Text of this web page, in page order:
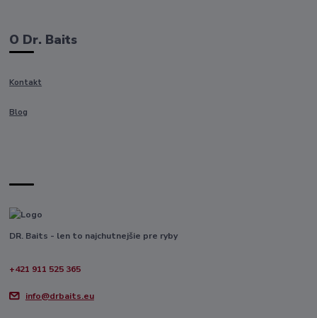
O Dr. Baits
Kontakt
Blog
DR. Baits - len to najchutnejšie pre ryby
+421 911 525 365
info@drbaits.eu